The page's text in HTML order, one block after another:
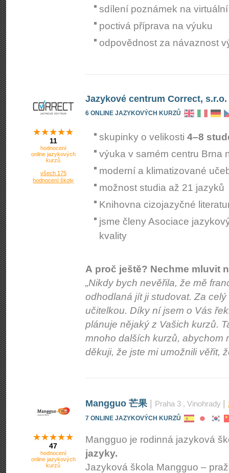
sdílení poznámek na
poctivá příprava na výuku
odpovědnost za návaznost
Jazykové centrum Correct, s.r.o.
6 ONLINE JAZYKOVÝCH KURZŮ
11
hodnocení
online jazykových
kurzů
všech 175
hodnocení školy
skupinky o velikosti 4–8
výuka v samém centru Brna
moderní a klimatizované
možnost studia až 21 jazyků
Knihovna cizojazyčné
jsme členy Asociace
kvality
A proč ještě? Nechme mluvit
„Nikdy bych nevěřila, že mě
odhodlaná jít ji studovat. Za
učitelkou. Díky ní jsem o Vás
plánuje nějaký z Vašich kurzů.
mnoho dalších kurzů, abychom
děkuji, že jste mi umožnili věřit,
Mangguo 芒果 Praha 3 , Vinohrady
7 ONLINE JAZYKOVÝCH KURZŮ
47
hodnocení
online jazykových
kurzů
Mangguo je rodinná jazyková
jazyky.
Jazyková škola Mangguo –